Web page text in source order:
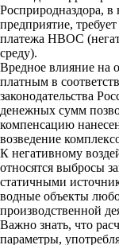
Росприродназдора,
предприятие,
платежа НВОС
среду).
Вредное влияние на
платным в
законодательства
денежных сумм
компенсацию
возведение
К негативному
относятся выбросы
статичными
водные объекты
производственной
Важно знать, что
параметры,